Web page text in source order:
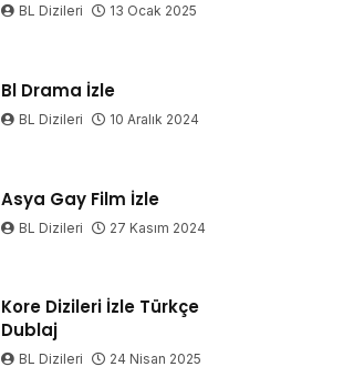
BL Dizileri 13 Ocak 2025
Bl Drama İzle
BL Dizileri 10 Aralık 2024
Asya Gay Film İzle
BL Dizileri 27 Kasım 2024
Kore Dizileri İzle Türkçe
Dublaj
BL Dizileri 24 Nisan 2025